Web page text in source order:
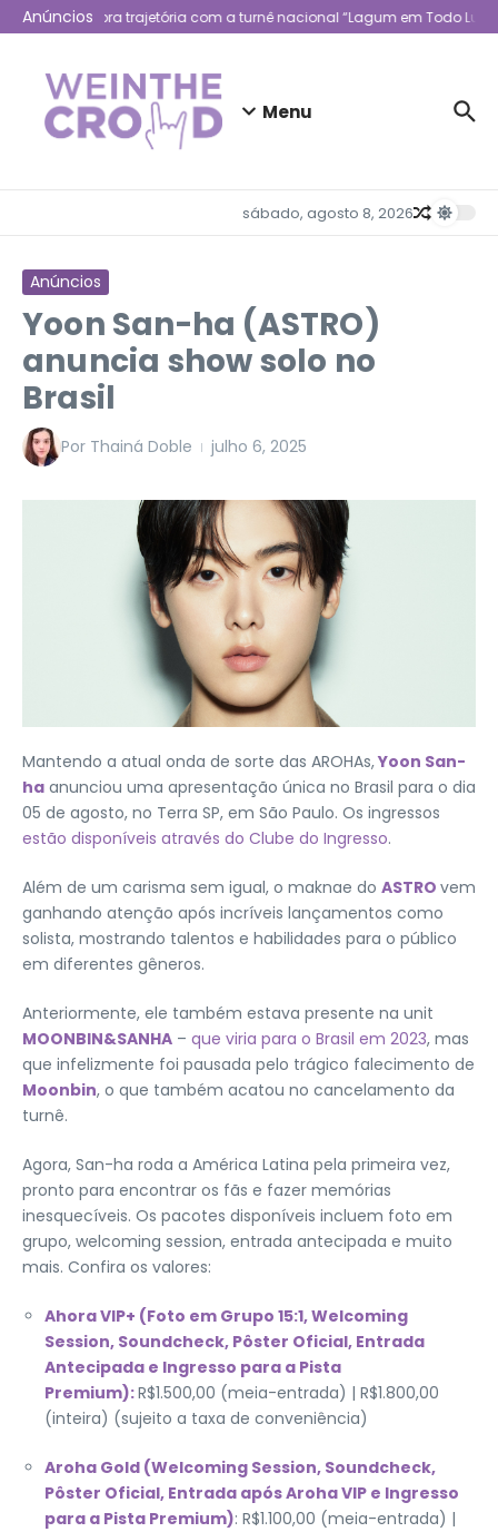
Ir para o conteúdo
Anúncios
Lagum celebra trajetória com a turnê nacional “Lagum em Todo
Menu
sábado, agosto 8, 2026
Anúncios
Yoon San-ha (ASTRO)
anuncia show solo no
Brasil
Por Thainá Doble julho 6, 2025
Mantendo a atual onda de sorte das AROHAs,Yoon San-
ha anunciou uma apresentação única no Brasil para o dia
05 de agosto, no Terra SP, em São Paulo. Os ingressos
estão disponíveis através do Clube do Ingresso.
Além de um carisma sem igual, o maknae do ASTRO vem
ganhando atenção após incríveis lançamentos como
solista, mostrando talentos e habilidades para o público
em diferentes gêneros.
Anteriormente, ele também estava presente na unit
MOONBIN&SANHA – que viria para o Brasil em 2023, mas
que infelizmente foi pausada pelo trágico falecimento de
Moonbin, o que também acatou no cancelamento da
turnê.
Agora, San-ha roda a América Latina pela primeira vez,
pronto para encontrar os fãs e fazer memórias
inesquecíveis. Os pacotes disponíveis incluem foto em
grupo, welcoming session, entrada antecipada e muito
mais. Confira os valores:
Ahora VIP+ (Foto em Grupo 15:1, Welcoming
Session, Soundcheck, Pôster Oficial, Entrada
Antecipada e Ingresso para a Pista
Premium):R$1.500,00 (meia-entrada) | R$1.800,00
(inteira) (sujeito a taxa de conveniência)
Aroha Gold (Welcoming Session, Soundcheck,
Pôster Oficial, Entrada após Aroha VIP e Ingresso
para a Pista Premium): R$1.100,00 (meia-entrada) |